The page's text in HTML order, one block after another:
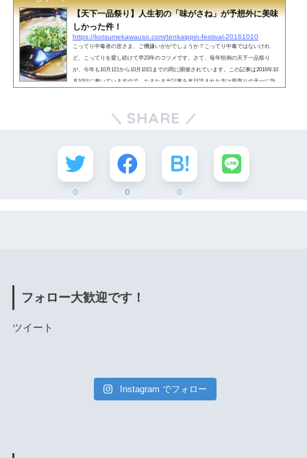
【天下一品祭り】人生初の「味がさね」が予想外に美味
しかった件！
https://kotsumekawauso.com/tenkaippin-festival-20161010
こってり中毒者の皆さま、ご機嫌いががでしょうか？こってり中毒ではないけれ
ど、こってりを愛し続けて早23年のコツメです。さて、毎年恒例の天下一品祭り
が、今年も10月1日から10月10日までの間に開催されています。この記事は2016年10
月10日に書いていますので、たまたま当記事を本日読まれた方は最寄りの天一に急
今年の「天下一品祭り」参戦結果をお届けします。 千葉…
SHARE
0 0 0
フォロー大歓迎です！
ツイート
Instagram でフォロー